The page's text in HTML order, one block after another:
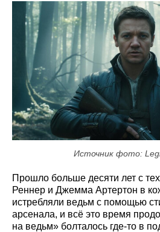
Источник фото:
Прошло больше десяти лет с
Реннер и Джемма Артертон в
истребляли ведьм с помощью
арсенала, и всё это время
на ведьм» болталось где-то в